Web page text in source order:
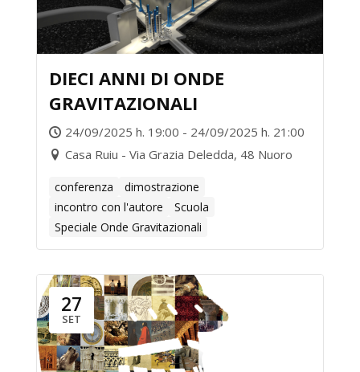
DIECI ANNI DI ONDE
GRAVITAZIONALI
24/09/2025 h. 19:00 - 24/09/2025 h. 21:00
Casa Ruiu - Via Grazia Deledda, 48 Nuoro
conferenza
dimostrazione
incontro con l'autore
Scuola
Speciale Onde Gravitazionali
27
SET